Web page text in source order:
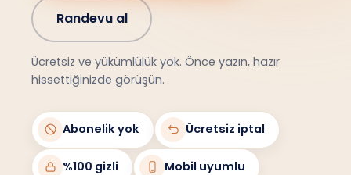
Randevu al
Ücretsiz ve yükümlülük yok. Önce yazın, hazır
hissettiğinizde görüşün.
Abonelik yok Ücretsiz iptal
%100 gizli Mobil uyumlu